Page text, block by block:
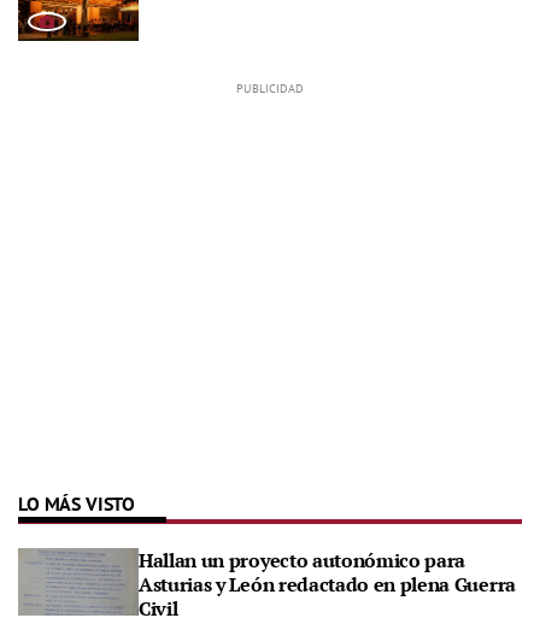
LO MÁS VISTO
Hallan un proyecto autonómico para
Asturias y León redactado en plena Guerra
Civil